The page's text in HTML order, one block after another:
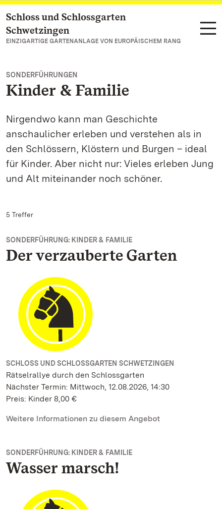
Zum Hauptinhalt springen
Schloss und Schlossgarten
Schwetzingen
EINZIGARTIGE GARTENANLAGE VON EUROPÄISCHEM RANG
SONDERFÜHRUNGEN
Kinder & Familie
Nirgendwo kann man Geschichte
anschaulicher erleben und verstehen als in
den Schlössern, Klöstern und Burgen – ideal
für Kinder. Aber nicht nur: Vieles erleben Jung
und Alt miteinander noch schöner.
5 Treffer
SONDERFÜHRUNG: KINDER & FAMILIE
Der verzauberte Garten
SCHLOSS UND SCHLOSSGARTEN SCHWETZINGEN
Rätselrallye durch den Schlossgarten
Nächster Termin: Mittwoch, 12.08.2026, 14:30
Preis: Kinder 8,00 €
Weitere Informationen zu diesem Angebot
SONDERFÜHRUNG: KINDER & FAMILIE
Wasser marsch!